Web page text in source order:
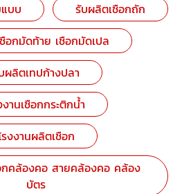
บบ
รับผลิตเชือกถัก
อกมัดท้าย เชือกมัดเปล
ผลิตเทปก้างปลา
งานเชือกกระติกน้ำ
รงงานผลิตเชือก
กคล้องคอ สายคล้องคอ คล้อง
บัตร